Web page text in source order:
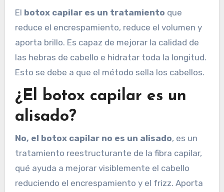
El botox capilar es un tratamiento que
reduce el encrespamiento, reduce el volumen y
aporta brillo. Es capaz de mejorar la calidad de
las hebras de cabello e hidratar toda la longitud.
Esto se debe a que el método sella los cabellos.
¿El botox capilar es un
alisado?
No, el botox capilar no es un alisado, es un
tratamiento reestructurante de la fibra capilar,
qué ayuda a mejorar visiblemente el cabello
reduciendo el encrespamiento y el frizz. Aporta